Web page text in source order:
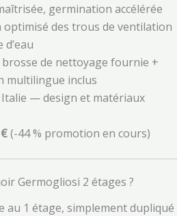
germination accélérée
optimisé des trous de ventilation
de nettoyage fournie +
multilingue inclus
Italie — design et matériaux
(-44 % promotion en cours)
Germogliosi 2 étages ?
au 1 étage, simplement dupliqué